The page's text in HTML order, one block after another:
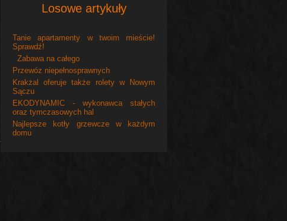
Losowe artykuły
Tanie apartamenty w twoim mieście!
Sprawdź!
Zabawa na całego
Przewóz niepełnosprawnych
Krakżal oferuje także rolety w Nowym
Sączu
EKODYNAMIC - wykonawca stałych
oraz tymczasowych hal
Najlepsze kotły grzewcze w każdym
domu